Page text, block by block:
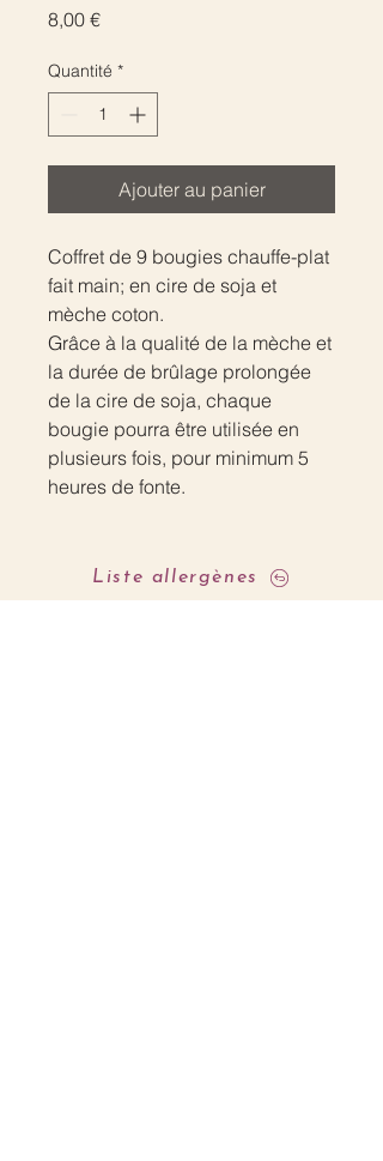
8,00 €Prix
Quantité *
Ajouter au panier
Coffret de 9 bougies chauffe-plat
fait main; en cire de soja et
mèche coton.
Grâce à la qualité de la mèche et
la durée de brûlage prolongée
de la cire de soja, chaque
bougie pourra être utilisée en
plusieurs fois, pour minimum 5
heures de fonte.
Liste allergènes